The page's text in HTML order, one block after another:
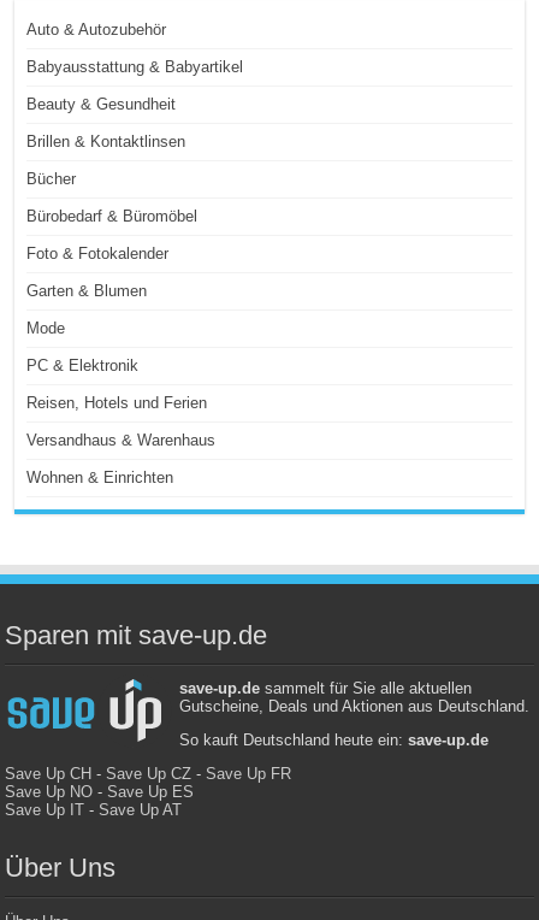
Auto & Autozubehör
Babyausstattung & Babyartikel
Beauty & Gesundheit
Brillen & Kontaktlinsen
Bücher
Bürobedarf & Büromöbel
Foto & Fotokalender
Garten & Blumen
Mode
PC & Elektronik
Reisen, Hotels und Ferien
Versandhaus & Warenhaus
Wohnen & Einrichten
Sparen mit save-up.de
save-up.desammelt für Sie alle aktuellen
Gutscheine, Deals und Aktionen aus Deutschland.
So kauft Deutschland heute ein: save-up.de
Save Up CH -Save Up CZ -Save Up FR
Save Up NO -Save Up ES
Save Up IT -Save Up AT
Über Uns